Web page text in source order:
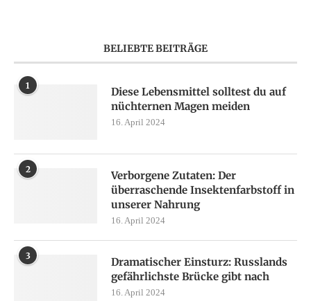
BELIEBTE BEITRÄGE
1
Diese Lebensmittel solltest du auf
nüchternen Magen meiden
16. April 2024
2
Verborgene Zutaten: Der
überraschende Insektenfarbstoff in
unserer Nahrung
16. April 2024
3
Dramatischer Einsturz: Russlands
gefährlichste Brücke gibt nach
16. April 2024